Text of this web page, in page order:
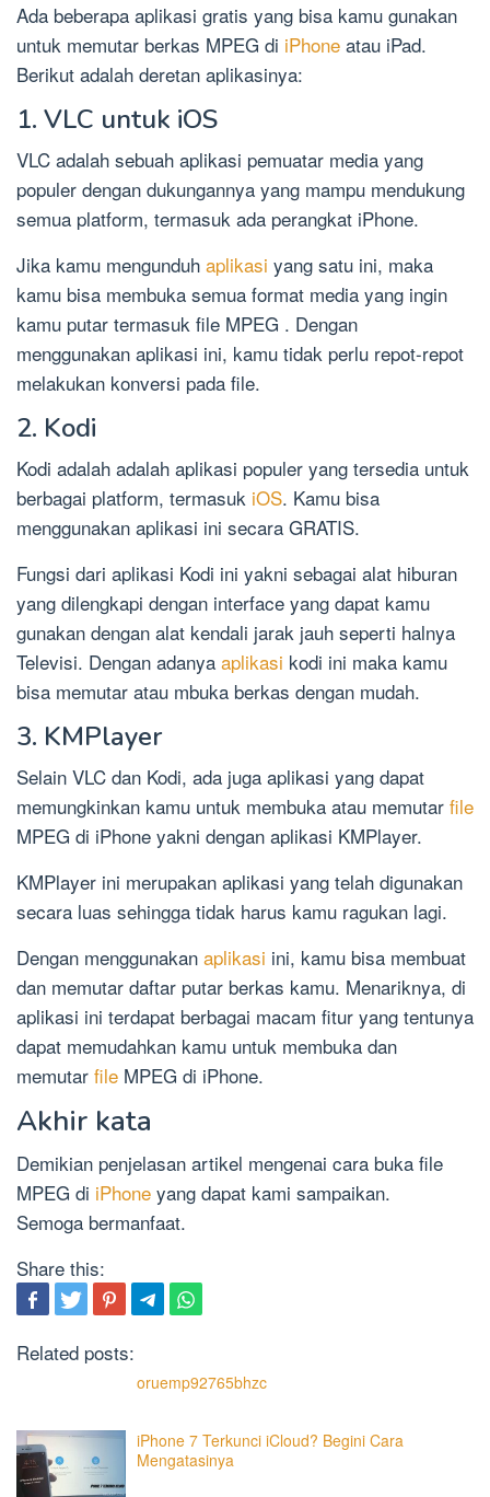
Ada beberapa aplikasi gratis yang bisa kamu gunakan
untuk memutar berkas MPEG di iPhone atau iPad.
Berikut adalah deretan aplikasinya:
1. VLC untuk iOS
VLC adalah sebuah aplikasi pemuatar media yang
populer dengan dukungannya yang mampu mendukung
semua platform, termasuk ada perangkat iPhone.
Jika kamu mengunduh aplikasi yang satu ini, maka
kamu bisa membuka semua format media yang ingin
kamu putar termasuk file MPEG . Dengan
menggunakan aplikasi ini, kamu tidak perlu repot-repot
melakukan konversi pada file.
2. Kodi
Kodi adalah adalah aplikasi populer yang tersedia untuk
berbagai platform, termasuk iOS. Kamu bisa
menggunakan aplikasi ini secara GRATIS.
Fungsi dari aplikasi Kodi ini yakni sebagai alat hiburan
yang dilengkapi dengan interface yang dapat kamu
gunakan dengan alat kendali jarak jauh seperti halnya
Televisi. Dengan adanya aplikasi kodi ini maka kamu
bisa memutar atau mbuka berkas dengan mudah.
3. KMPlayer
Selain VLC dan Kodi, ada juga aplikasi yang dapat
memungkinkan kamu untuk membuka atau memutar file
MPEG di iPhone yakni dengan aplikasi KMPlayer.
KMPlayer ini merupakan aplikasi yang telah digunakan
secara luas sehingga tidak harus kamu ragukan lagi.
Dengan menggunakan aplikasi ini, kamu bisa membuat
dan memutar daftar putar berkas kamu. Menariknya, di
aplikasi ini terdapat berbagai macam fitur yang tentunya
dapat memudahkan kamu untuk membuka dan
memutar file MPEG di iPhone.
Akhir kata
Demikian penjelasan artikel mengenai cara buka file
MPEG di iPhone yang dapat kami sampaikan.
Semoga bermanfaat.
Share this:
Related posts:
oruemp92765bhzc
iPhone 7 Terkunci iCloud? Begini Cara
Mengatasinya